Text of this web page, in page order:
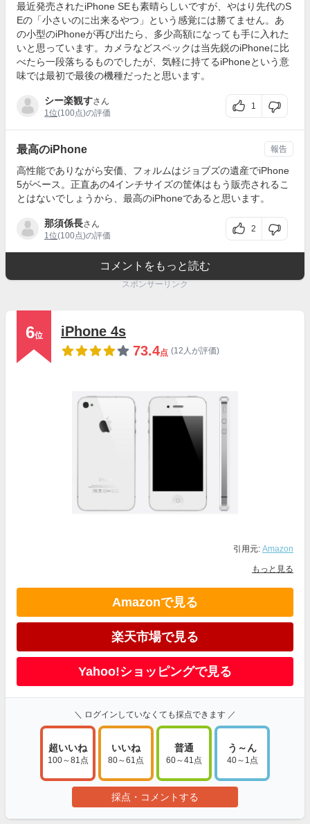
最近発売されたiPhone SEも素晴らしいですが、やはり先代のS
Eの「小さいのに出来るやつ」という感覚には勝てません。あ
の小型のiPhoneが再び出たら、多少高額になっても手に入れた
いと思っています。カメラなどスペックは当先鋭のiPhoneに比
べたら一段落ちるものでしたが、気軽に持てるiPhoneという意
味では最初で最後の機種だったと思います。
シー楽観すさん
1位(100点)の評価
1
最高のiPhone
高性能でありながら安価、フォルムはジョブズの遺産でiPhone
5がベース。正直あの4インチサイズの筐体はもう販売されるこ
とはないでしょうから、最高のiPhoneであると思います。
那須係長さん
1位(100点)の評価
2
報告
コメントをもっと読む
スポンサーリンク
6位
iPhone 4s
73.4点 (12人が評価)
引用元: Amazon
もっと見る
Amazonで見る
楽天市場で見る
Yahoo!ショッピングで見る
＼ ログインしていなくても採点できます ／
超いいね
100～81点
いいね
80～61点
普通
60～41点
う～ん
40～1点
採点・コメントする